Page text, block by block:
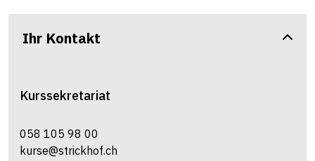
Ihr Kontakt
Kurssekretariat
058 105 98 00
kurse@strickhof.ch